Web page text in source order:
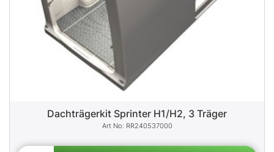
Dachträgerkit Sprinter H1/H2, 3 Träger
RR240537000